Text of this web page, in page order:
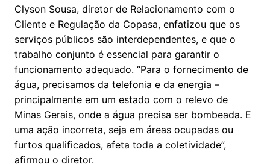
Clyson Sousa, diretor de Relacionamento com o
Cliente e Regulação da Copasa, enfatizou que os
serviços públicos são interdependentes, e que o
trabalho conjunto é essencial para garantir o
funcionamento adequado. “Para o fornecimento de
água, precisamos da telefonia e da energia –
principalmente em um estado com o relevo de
Minas Gerais, onde a água precisa ser bombeada. E
uma ação incorreta, seja em áreas ocupadas ou
furtos qualificados, afeta toda a coletividade”,
afirmou o diretor.